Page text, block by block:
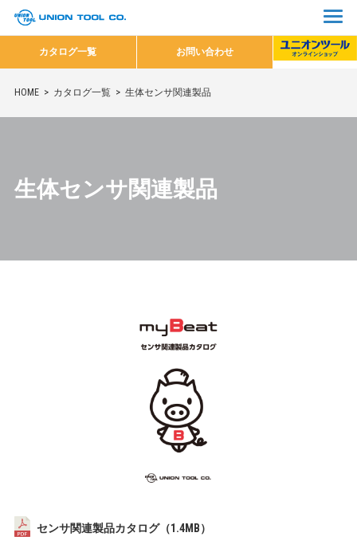
カタログ一覧 お問い合わせ
HOME カタログ一覧 生体センサ関連製品
生体センサ関連製品
センサ関連製品カタログ（1.4MB）